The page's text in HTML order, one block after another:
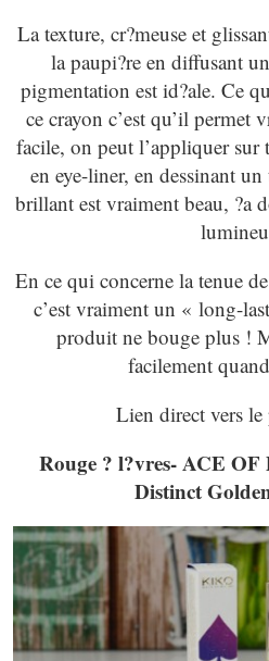
La texture, cr?meuse et
la paupi?re en diffusant
pigmentation est id?ale. Ce
ce crayon c’est qu’il permet
facile, on peut l’appliquer sur
en eye-liner, en dessinant
brillant est vraiment beau, ?a
En ce qui concerne la tenue
c’est vraiment un « long-
produit ne bouge plus !
facilement
Lien direct vers
Rouge ? l?vres- ACE
Distinct